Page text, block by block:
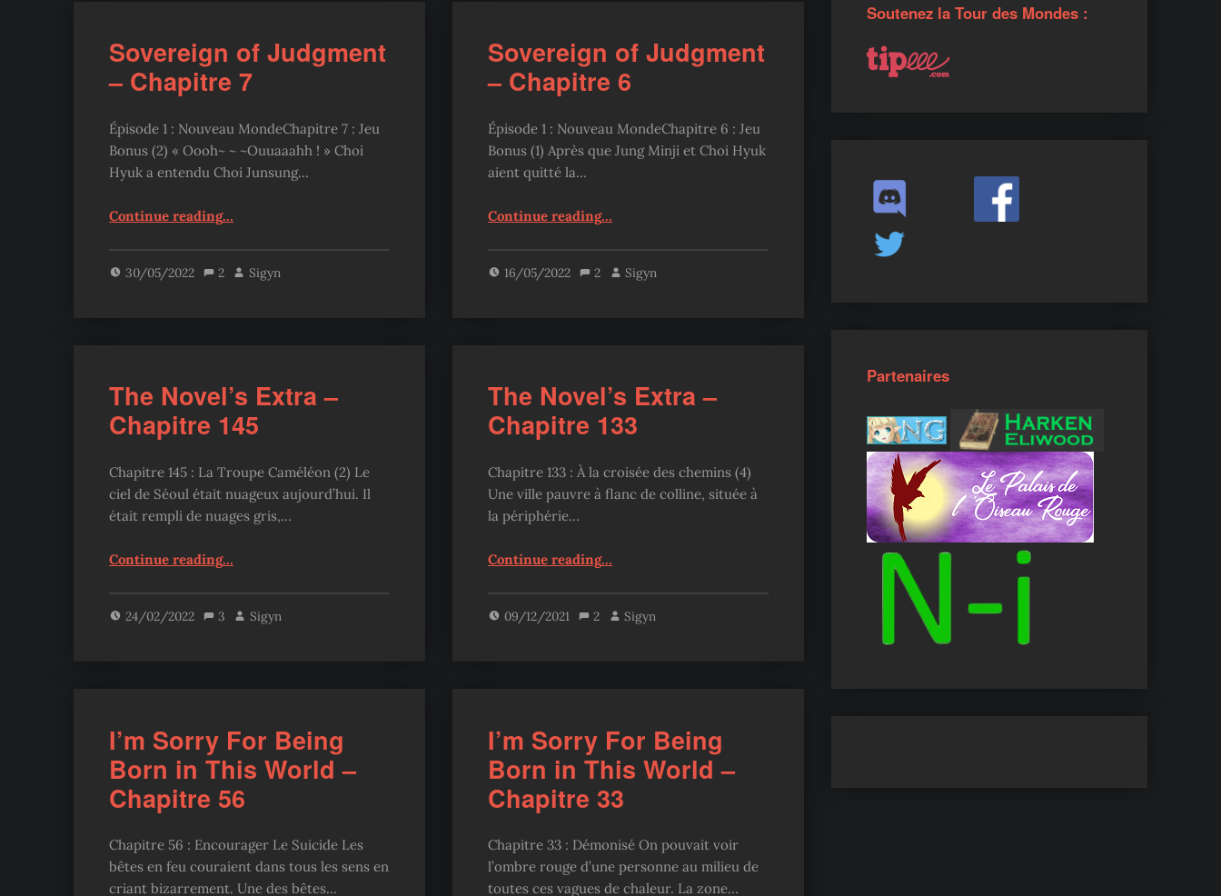
Sovereign of Judgment
– Chapitre 7
Épisode 1 : Nouveau MondeChapitre 7 : Jeu
Bonus (2) « Oooh~ ~ ~Ouuaaahh ! » Choi
Hyuk a entendu Choi Junsung…
Continue reading“Sovereign of Judgment – Chapitre 7”…
30/05/2022 2 Sigyn
Sovereign of Judgment
– Chapitre 6
Épisode 1 : Nouveau MondeChapitre 6 : Jeu
Bonus (1) Après que Jung Minji et Choi Hyuk
aient quitté la…
Continue reading“Sovereign of Judgment – Chapitre 6”…
16/05/2022 2 Sigyn
The Novel’s Extra –
Chapitre 145
Chapitre 145 : La Troupe Caméléon (2) Le
ciel de Séoul était nuageux aujourd’hui. Il
était rempli de nuages gris,…
Continue reading“The Novel’s Extra – Chapitre 145”
…
24/02/2022 3 Sigyn
The Novel’s Extra –
Chapitre 133
Chapitre 133 : À la croisée des chemins (4)
Une ville pauvre à flanc de colline, située à
la périphérie…
Continue reading“The Novel’s Extra – Chapitre 133”
…
09/12/2021 2 Sigyn
I’m Sorry For Being
Born in This World –
Chapitre 56
Chapitre 56 : Encourager Le Suicide Les
bêtes en feu couraient dans tous les sens en
criant bizarrement. Une des bêtes…
I’m Sorry For Being
Born in This World –
Chapitre 33
Chapitre 33 : Démonisé On pouvait voir
l’ombre rouge d’une personne au milieu de
toutes ces vagues de chaleur. La zone…
Soutenez la Tour des Mondes :
Partenaires